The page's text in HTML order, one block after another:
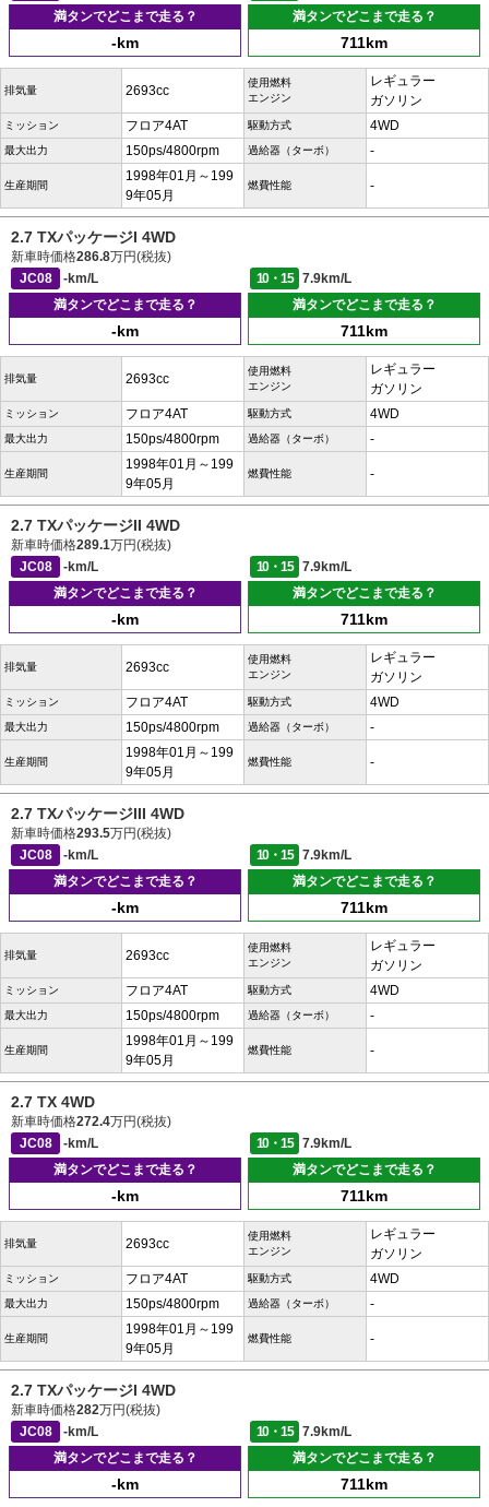
満タンでどこまで走る？
-km
満タンでどこまで走る？
711km
排気量 2693cc
使用燃料
エンジン
レギュラー
ガソリン
ミッション フロア4AT 駆動方式 4WD
最大出力 150ps/4800rpm 過給器（ターボ） -
生産期間
1998年01月～199
9年05月
燃費性能 -
2.7 TXパッケージI 4WD
新車時価格286.8万円(税抜)
JC08
-km/L 10・15
7.9km/L
満タンでどこまで走る？
-km
満タンでどこまで走る？
711km
排気量 2693cc
使用燃料
エンジン
レギュラー
ガソリン
ミッション フロア4AT 駆動方式 4WD
最大出力 150ps/4800rpm 過給器（ターボ） -
生産期間
1998年01月～199
9年05月
燃費性能 -
2.7 TXパッケージII 4WD
新車時価格289.1万円(税抜)
JC08
-km/L 10・15
7.9km/L
満タンでどこまで走る？
-km
満タンでどこまで走る？
711km
排気量 2693cc
使用燃料
エンジン
レギュラー
ガソリン
ミッション フロア4AT 駆動方式 4WD
最大出力 150ps/4800rpm 過給器（ターボ） -
生産期間
1998年01月～199
9年05月
燃費性能 -
2.7 TXパッケージIII 4WD
新車時価格293.5万円(税抜)
JC08
-km/L 10・15
7.9km/L
満タンでどこまで走る？
-km
満タンでどこまで走る？
711km
排気量 2693cc
使用燃料
エンジン
レギュラー
ガソリン
ミッション フロア4AT 駆動方式 4WD
最大出力 150ps/4800rpm 過給器（ターボ） -
生産期間
1998年01月～199
9年05月
燃費性能 -
2.7 TX 4WD
新車時価格272.4万円(税抜)
JC08
-km/L 10・15
7.9km/L
満タンでどこまで走る？
-km
満タンでどこまで走る？
711km
排気量 2693cc
使用燃料
エンジン
レギュラー
ガソリン
ミッション フロア4AT 駆動方式 4WD
最大出力 150ps/4800rpm 過給器（ターボ） -
生産期間
1998年01月～199
9年05月
燃費性能 -
2.7 TXパッケージI 4WD
新車時価格282万円(税抜)
JC08
-km/L 10・15
7.9km/L
満タンでどこまで走る？
-km
満タンでどこまで走る？
711km